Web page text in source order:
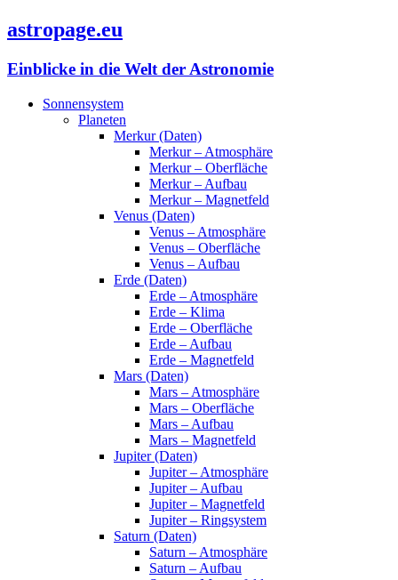
astropage.eu
Einblicke in die Welt der Astronomie
Sonnensystem
Planeten
Merkur (Daten)
Merkur – Atmosphäre
Merkur – Oberfläche
Merkur – Aufbau
Merkur – Magnetfeld
Venus (Daten)
Venus – Atmosphäre
Venus – Oberfläche
Venus – Aufbau
Erde (Daten)
Erde – Atmosphäre
Erde – Klima
Erde – Oberfläche
Erde – Aufbau
Erde – Magnetfeld
Mars (Daten)
Mars – Atmosphäre
Mars – Oberfläche
Mars – Aufbau
Mars – Magnetfeld
Jupiter (Daten)
Jupiter – Atmosphäre
Jupiter – Aufbau
Jupiter – Magnetfeld
Jupiter – Ringsystem
Saturn (Daten)
Saturn – Atmosphäre
Saturn – Aufbau